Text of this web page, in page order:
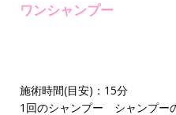
ワンシャンプー
施術時間(目安)：15分
1回のシャンプー シャンプー